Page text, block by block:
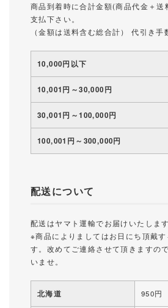
商品到着時に合計金額(商品代金＋送
支払下さい。
（金額は送料含む総合計） 代引き手
10,000円以下
10,001円～30,000円
30,001円～100,000円
100,001円～300,000円
配送について
配送はヤマト運輸でお届けいたします
※商品によりましてはお日にち頂戴す
す。改めてご連絡させて頂きますの
いませ。
北海道 950円